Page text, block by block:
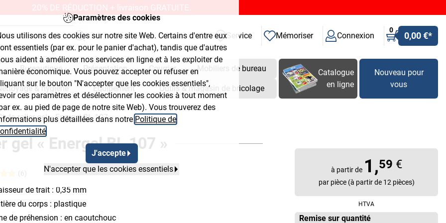
Paramètres des cookies
utilisons des cookies sur notre site Web. Certains d'entre eux
essentiels (par ex. pour le panier d'achat), tandis que d'autres
aident à améliorer nos services en ligne et à les exploiter de
économique. Vous pouvez accepter ou refuser en
sur le bouton "N'accepter que les cookies essentiels",
ces paramètres et désélectionner les cookies à tout moment
ex. au pied de page de notre site Web). Vous trouverez des
plus détaillées dans notre Politique de
J'accepte
N'accepter que les cookies essentiels
20% DE RÉDUCTION + livraison GRATUITE.
Service Mémoriser Connexion
0
0,00 €*
Bureautique Présentation Courrier Mobiliers de bureau
& hygiène Équipement Outils & magasin de bricolage
Catalogue
en ligne
Nouveau pour
vous
roller gel « Energel BL 107 »
gel « Energel BL 107 »
(6)
de trait : 0,35 mm
du corps : plastique
de préhension : en caoutchouc
à partir de 1,59 €
par pièce (à partir de 12 pièces)
HTVA
Remise sur quantité